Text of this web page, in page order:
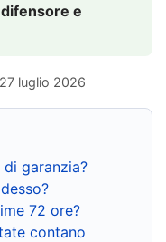
e
27 luglio 2026
garanzia?
72 ore?
contano